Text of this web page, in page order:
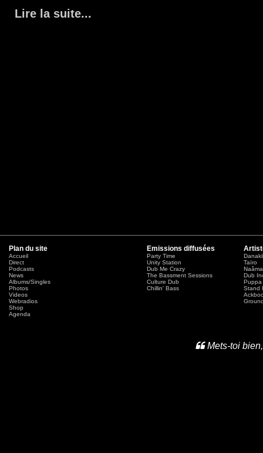
Lire la suite...
Plan du site
Accueil
Direct
Podcasts
News
Albums/Singles
Photos
Videos
Webradios
Shop
Agenda
Emissions diffusées
Party Time
Unity Station
Dub Me Crazy
The Bassment Sessions
Culture Dub
Chillin' Bass
Danakil
Taïro
Dub
Puppa
Stand
Mets-toi